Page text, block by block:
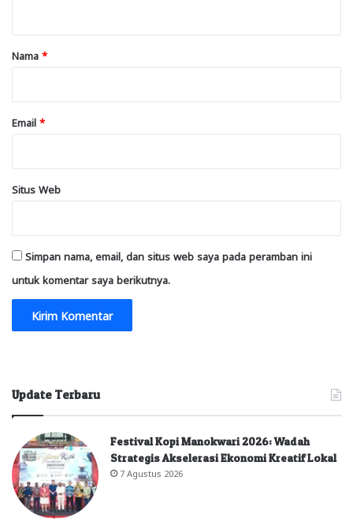
rNama *
Email *
Situs Web
Simpan nama, email, dan situs web saya pada peramban ini
untuk komentar saya berikutnya.
Update Terbaru
Festival Kopi Manokwari 2026: Wadah
Strategis Akselerasi Ekonomi Kreatif Lokal
7 Agustus 2026